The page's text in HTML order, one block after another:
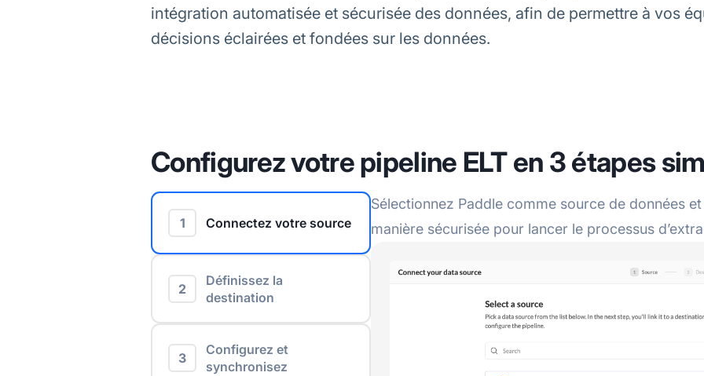
intégration automatisée et sécurisée des données, afin de permettre à vos
décisions éclairées et fondées sur les données.
Configurez votre pipeline ELT en 3 étapes
1 Connectez votre source
2
Définissez la
destination
3
Configurez et
synchronisez
Sélectionnez Paddle comme source de données
manière sécurisée pour lancer le processus